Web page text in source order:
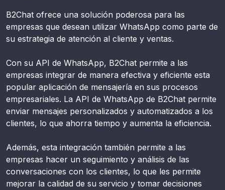
B2Chat ofrece una solución poderosa para las
empresas que desean utilizar WhatsApp como parte de
su estrategia de atención al cliente y ventas.
Con su API de WhatsApp, B2Chat permite a las
empresas integrar de manera efectiva y eficiente esta
popular aplicación de mensajería en sus procesos
empresariales. La API de WhatsApp de B2Chat permite
enviar mensajes personalizados y automatizados a los
clientes, lo que ahorra tiempo y aumenta la eficiencia.
Además, esta integración también permite a las
empresas hacer un seguimiento y análisis de las
conversaciones con los clientes, lo que les permite
mejorar la calidad de su servicio y tomar decisiones